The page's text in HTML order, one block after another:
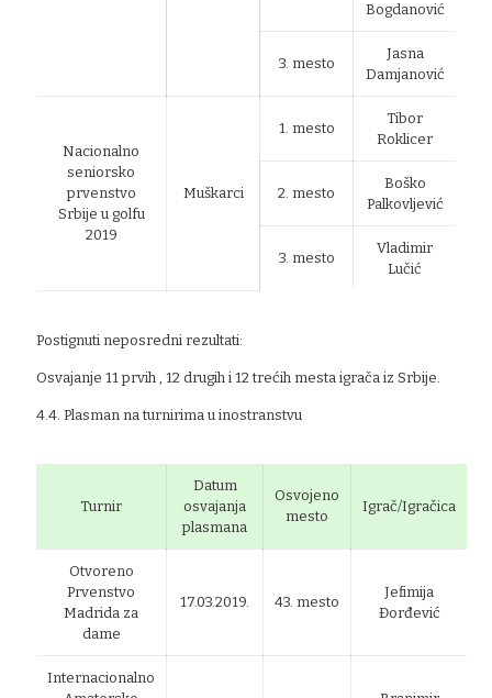
Bogdanović
3. mesto
Jasna
Damjanović
Nacionalno
seniorsko
prvenstvo
Srbije u golfu
2019
Muškarci
1. mesto
Tibor
Roklicer
2. mesto
Boško
Palkovljević
3. mesto
Vladimir
Lučić
Postignuti neposredni rezultati:
Osvajanje 11 prvih , 12 drugih i 12 trećih mesta igrača iz Srbije.
4.4. Plasman na turnirima u inostranstvu
Turnir
Datum
osvajanja
plasmana
Osvojeno
mesto
Igrač/Igračica
Otvoreno
Prvenstvo
Madrida za
dame
17.03.2019. 43. mesto
Jefimija
Đorđević
Internacionalno